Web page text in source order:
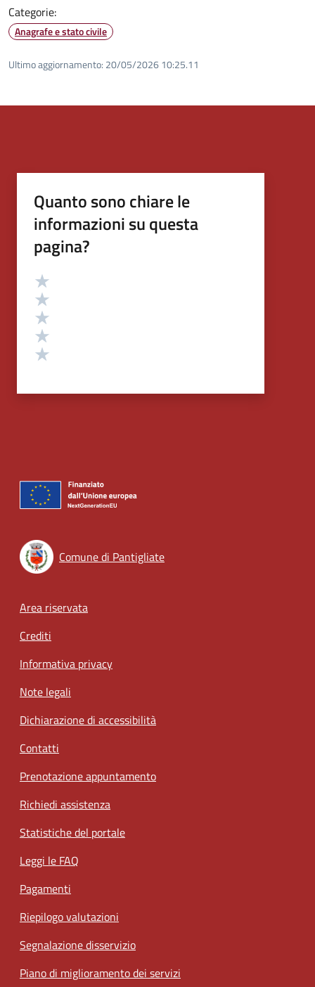
Categorie:
Anagrafe e stato civile
Ultimo aggiornamento: 20/05/2026 10:25.11
Quanto sono chiare le
informazioni su questa
pagina?
Valutazione
Comune di Pantigliate
Footer menu
Area riservata
Crediti
Informativa privacy
Note legali
Dichiarazione di accessibilità
Contatti
Prenotazione appuntamento
Richiedi assistenza
Statistiche del portale
Leggi le FAQ
Pagamenti
Riepilogo valutazioni
Segnalazione disservizio
Piano di miglioramento dei servizi